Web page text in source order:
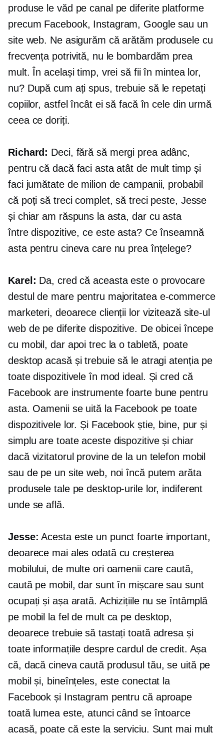
produse le văd pe canal pe diferite platforme
precum Facebook, Instagram, Google sau un
site web. Ne asigurăm că arătăm produsele cu
frecvența potrivită, nu le bombardăm prea
mult. În același timp, vrei să fii în mintea lor,
nu? După cum ați spus, trebuie să le repetați
copiilor, astfel încât ei să facă în cele din urmă
ceea ce doriți.
Richard: Deci, fără să mergi prea adânc,
pentru că dacă faci asta atât de mult timp și
faci jumătate de milion de campanii, probabil
că poți să treci complet, să treci peste, Jesse
și chiar am răspuns la asta, dar cu asta
între dispozitive, ce este asta? Ce înseamnă
asta pentru cineva care nu prea înțelege?
Karel: Da, cred că aceasta este o provocare
destul de mare pentru majoritatea e-commerce
marketeri, deoarece clienții lor vizitează site-ul
web de pe diferite dispozitive. De obicei începe
cu mobil, dar apoi trec la o tabletă, poate
desktop acasă și trebuie să le atragi atenția pe
toate dispozitivele în mod ideal. Și cred că
Facebook are instrumente foarte bune pentru
asta. Oamenii se uită la Facebook pe toate
dispozitivele lor. Și Facebook știe, bine, pur și
simplu are toate aceste dispozitive și chiar
dacă vizitatorul provine de la un telefon mobil
sau de pe un site web, noi încă putem arăta
produsele tale pe desktop-urile lor, indiferent
unde se află.
Jesse: Acesta este un punct foarte important,
deoarece mai ales odată cu creșterea
mobilului, de multe ori oamenii care caută,
caută pe mobil, dar sunt în mișcare sau sunt
ocupați și așa arată. Achizițiile nu se întâmplă
pe mobil la fel de mult ca pe desktop,
deoarece trebuie să tastați toată adresa și
toate informațiile despre cardul de credit. Așa
că, dacă cineva caută produsul tău, se uită pe
mobil și, bineînțeles, este conectat la
Facebook și Instagram pentru că aproape
toată lumea este, atunci când se întoarce
acasă, poate că este la serviciu. Sunt mai mult